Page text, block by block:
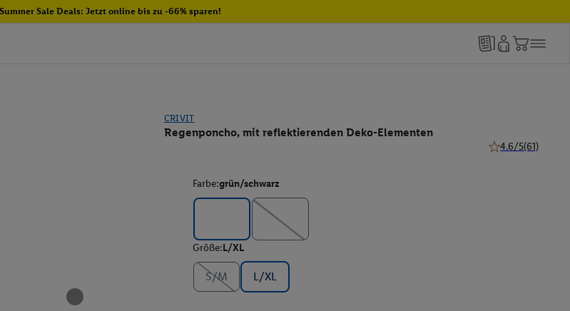
Sale Deals: Jetzt online bis zu -66% sparen!
CRIVIT
Regenponcho, mit reflektierenden Deko-Elementen
4.6/5(61)
Farbe:grün/schwarz
Größe:L/XL
S/M L/XL